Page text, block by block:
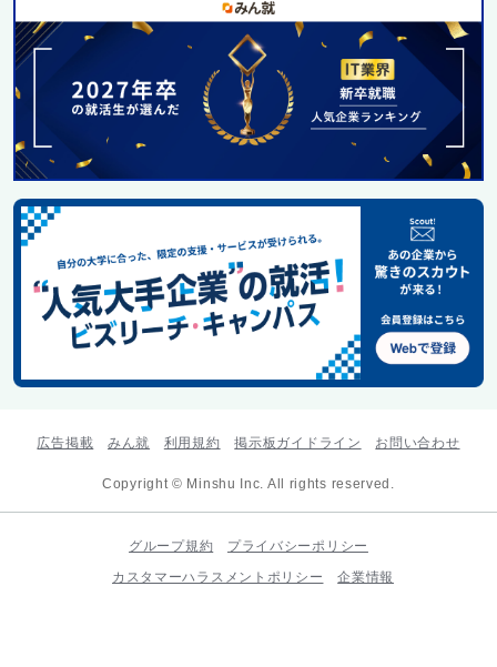
広告掲載 みん就 利用規約 掲示板ガイドライン お問い合わせ
Copyright © Minshu Inc. All rights reserved.
グループ規約
プライバシーポリシー
カスタマーハラスメントポリシー
企業情報